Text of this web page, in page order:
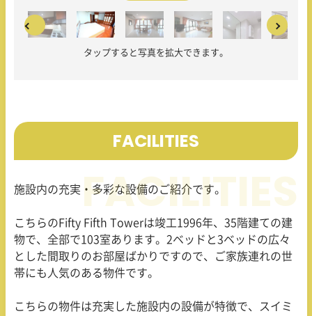
タップすると写真を拡大できます。
FACILITIES
施設内の充実・多彩な設備のご紹介です。
こちらのFifty Fifth Towerは竣工1996年、 35 階建ての建
物で、全部で103室あります。 2ベッドと 3ベッドの広々
とした間取りのお部屋ばかりですので、ご家族連れの世
帯にも人気のある物件です。
こちらの物件は充実した施設内の設備が特徴で、スイミ